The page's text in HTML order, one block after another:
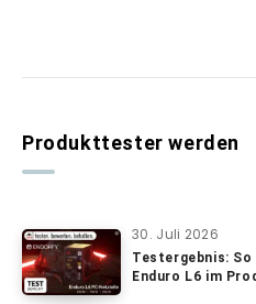
Produkttester werden
30. Juli 2026
Testergebnis: So
Enduro L6 im